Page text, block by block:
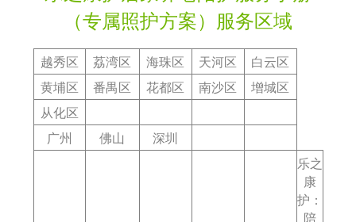
意外险、服务对象第三者责任险，全面覆盖服务过程中的人身、财
产风险；任何服务相关的纠纷、安全事件，我们全权负责处理，无
需您承担任何责任与压力。
5. 应急响应保障
建立 24 小时应急响应机制，专属督导、项目负责人手机 24 小时
畅通，老人发生突发疾病、跌倒、意外等紧急情况，10 分钟内响
应，30 分钟内对接处置，第一时间同步您和医护人员，全程配合
急救与后续治疗。
严格保护老人和您的家庭隐私、个人信息、健康情况，绝不泄露、
传播任何相关信息，陪护人员严禁拍摄、传播老人及家庭的影像、
（专属照护方案）服务区域
越秀区 荔湾区 海珠区 天河区
白云区
黄埔区
番禺区 花都区 南沙区
增城区
从化区
广州
佛山 深圳
乐之
康
护：
陪